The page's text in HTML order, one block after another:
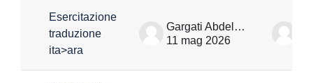
Esercitazione
traduzione
ita>ara
Gargati Abdellah
11 mag 2026